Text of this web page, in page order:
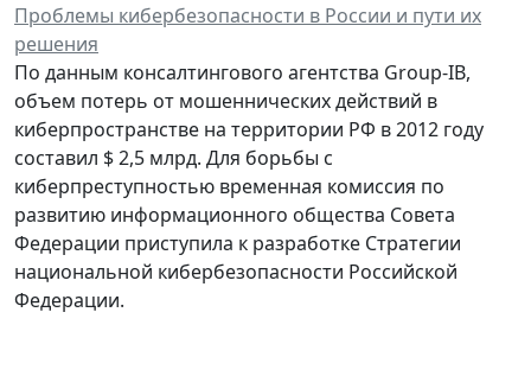
Проблемы кибербезопасности в России и пути их
решения
По данным консалтингового агентства Group-IB,
объем потерь от мошеннических действий в
киберпространстве на территории РФ в 2012 году
составил $ 2,5 млрд. Для борьбы с
киберпреступностью временная комиссия по
развитию информационного общества Совета
Федерации приступила к разработке Стратегии
национальной кибербезопасности Российской
Федерации.